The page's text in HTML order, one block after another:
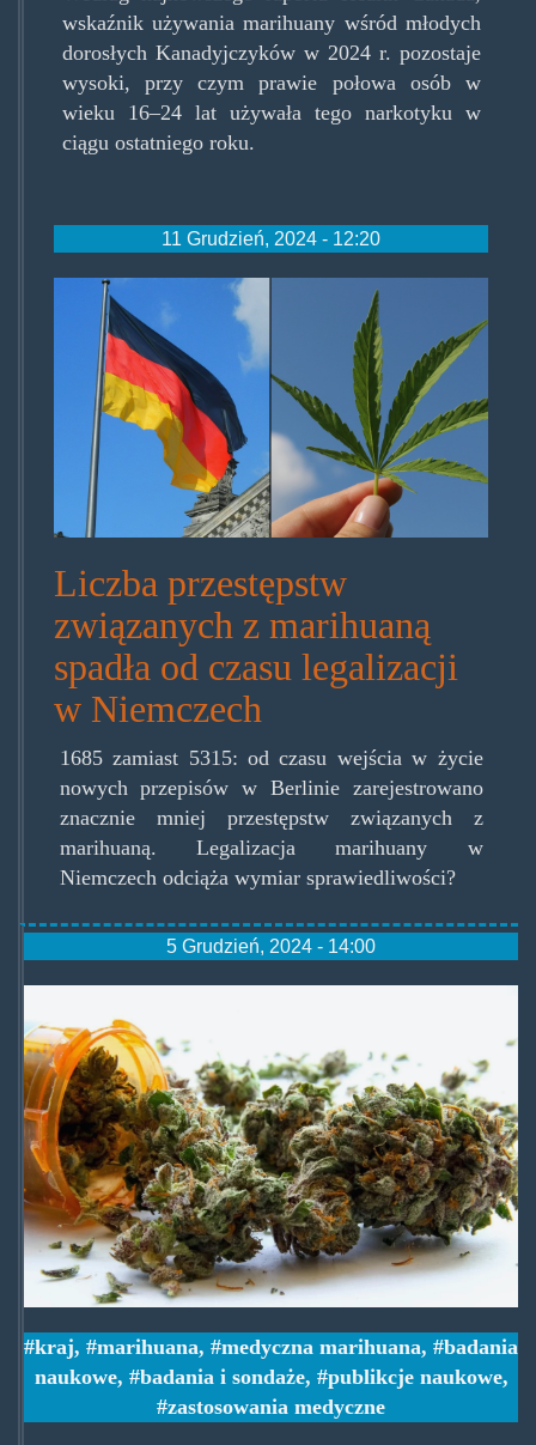
wskaźnik używania marihuany wśród młodych
dorosłych Kanadyjczyków w 2024 r. pozostaje
wysoki, przy czym prawie połowa osób w
wieku 16–24 lat używała tego narkotyku w
ciągu ostatniego roku.
11 Grudzień, 2024 - 12:20
germany-
marijuana.jpg
Liczba przestępstw
związanych z marihuaną
spadła od czasu legalizacji
w Niemczech
1685 zamiast 5315: od czasu wejścia w życie
nowych przepisów w Berlinie zarejestrowano
znacznie mniej przestępstw związanych z
marihuaną. Legalizacja marihuany w
Niemczech odciąża wymiar sprawiedliwości?
5 Grudzień, 2024 - 14:00
miedzy-
medyczna-
marihuana-
a-
rekreacyjna.jpg
kraj, marihuana, medyczna marihuana,
badania
naukowe, badania i sondaże, publikcje naukowe,
zastosowania medyczne